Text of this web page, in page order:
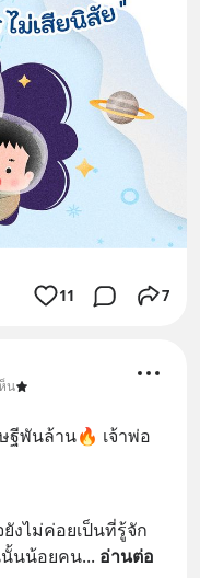
11 7
น
ฐีพันล้าน🔥 เจ้าพ่อ
ยังไม่ค่อยเป็นที่รู้จัก
นั้นน้อยคน... อ่านต่อ